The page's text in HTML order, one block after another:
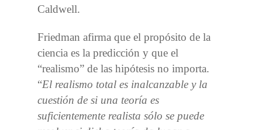
Caldwell.
Friedman afirma que el propósito de la
ciencia es la predicción y que el
“realismo” de las hipótesis no importa.
“El realismo total es inalcanzable y la
cuestión de si una teoría es
suficientemente realista sólo se puede